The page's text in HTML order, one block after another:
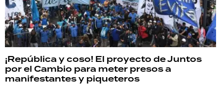
¡República y coso! El proyecto de Juntos
por el Cambio para meter presos a
manifestantes y piqueteros